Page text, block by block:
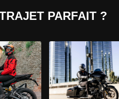
PARFAIT ?